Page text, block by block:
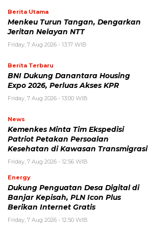
Berita Utama
Menkeu Turun Tangan, Dengarkan
Jeritan Nelayan NTT
Friday, 7 Aug 2026 - 13:17 WIB
Berita Terbaru
BNI Dukung Danantara Housing
Expo 2026, Perluas Akses KPR
Friday, 7 Aug 2026 - 13:00 WIB
News
Kemenkes Minta Tim Ekspedisi
Patriot Petakan Persoalan
Kesehatan di Kawasan Transmigrasi
Friday, 7 Aug 2026 - 12:56 WIB
Energy
Dukung Penguatan Desa Digital di
Banjar Kepisah, PLN Icon Plus
Berikan Internet Gratis
Friday, 7 Aug 2026 - 12:50 WIB